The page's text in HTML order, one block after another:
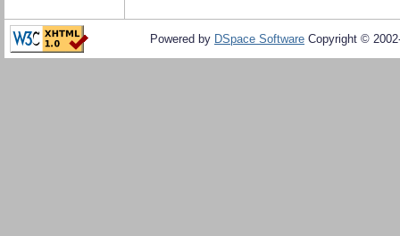
Powered by DSpace Software Copyright ©